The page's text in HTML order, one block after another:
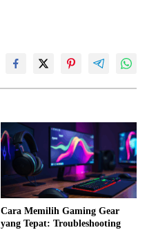
Cara Memilih Gaming Gear
yang Tepat: Troubleshooting